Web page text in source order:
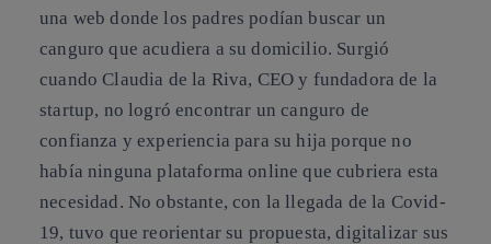
una web donde los padres podían buscar un
canguro que acudiera a su domicilio. Surgió
cuando Claudia de la Riva, CEO y fundadora de la
startup, no logró encontrar un canguro de
confianza y experiencia para su hija porque no
había ninguna plataforma online que cubriera esta
necesidad. No obstante, con la llegada de la Covid-
19, tuvo que reorientar su propuesta, digitalizar sus